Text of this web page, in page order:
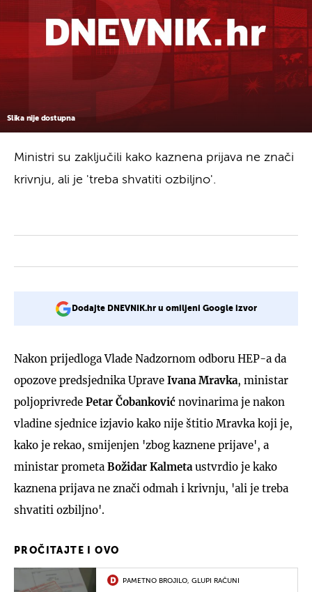
Slika nije dostupna
Ministri su zaključili kako kaznena prijava ne znači
krivnju, ali je 'treba shvatiti ozbiljno'.
Dodajte DNEVNIK.hr u omiljeni Google izvor
Nakon prijedloga Vlade Nadzornom odboru HEP-a da
opozove predsjednika Uprave Ivana Mravka, ministar
poljoprivrede Petar Čobanković novinarima je nakon
vladine sjednice izjavio kako nije štitio Mravka koji je,
kako je rekao, smijenjen 'zbog kaznene prijave', a
ministar prometa Božidar Kalmeta ustvrdio je kako
kaznena prijava ne znači odmah i krivnju, 'ali je treba
shvatiti ozbiljno'.
PROČITAJTE I OVO
PAMETNO BROJILO, GLUPI RAČUNI